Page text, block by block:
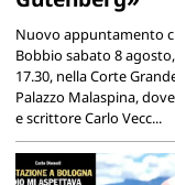
Nuovo appuntamento
Bobbio sabato 8
17.30, nella Corte
Palazzo Malaspina,
e scrittore Carlo Vecc...